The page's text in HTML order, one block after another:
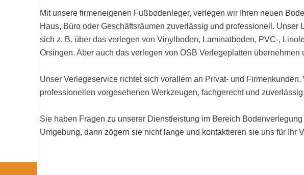
Mit unsere firmeneigenen Fußbodenleger, verlegen wir Ihren neuen
Haus, Büro oder Geschäftsräumen zuverlässig und professionell. Unser
sich z. B. über das verlegen von Vinylboden, Laminatboden, PVC-,
Orsingen. Aber auch das verlegen von OSB Verlegeplatten übernehmen
Unser Verlegeservice richtet sich vorallem an Privat- und
professionellen vorgesehenen Werkzeugen, fachgerecht und zuverlässig.
Sie haben Fragen zu unserer Dienstleistung im Bereich
Umgebung, dann zögern sie nicht lange und kontaktieren sie uns für Ihr